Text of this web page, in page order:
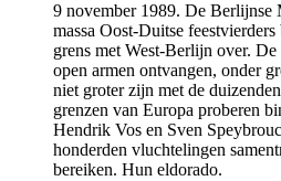
9 november 1989. De
massa Oost-Duitse
grens met West-Berlijn over.
open armen ontvangen, onder
niet groter zijn met de
grenzen van Europa proberen
Hendrik Vos en Sven
honderden vluchtelingen
bereiken. Hun eldorado.